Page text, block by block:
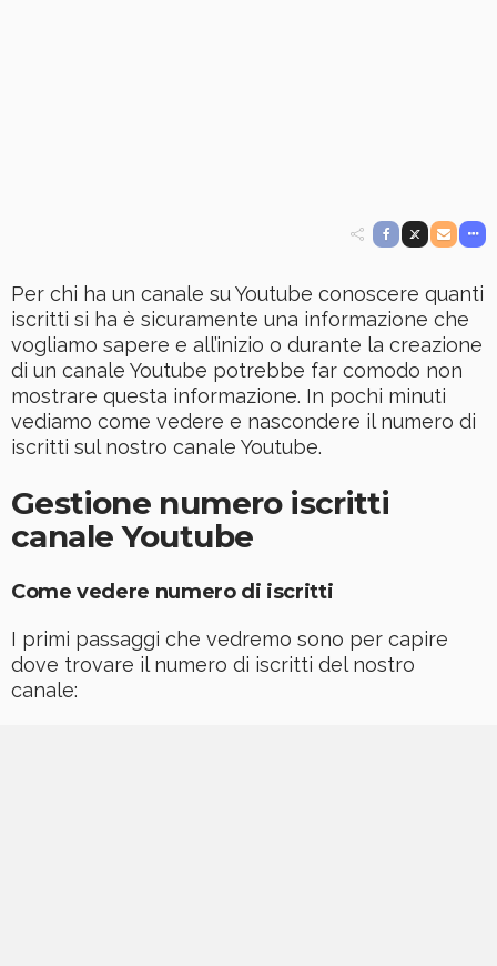
Per chi ha un canale su Youtube conoscere quanti
iscritti si ha è sicuramente una informazione che
vogliamo sapere e all’inizio o durante la creazione
di un canale Youtube potrebbe far comodo non
mostrare questa informazione. In pochi minuti
vediamo come vedere e nascondere il numero di
iscritti sul nostro canale Youtube.
Gestione numero iscritti
canale Youtube
Come vedere numero di iscritti
I primi passaggi che vedremo sono per capire
dove trovare il numero di iscritti del nostro
canale: